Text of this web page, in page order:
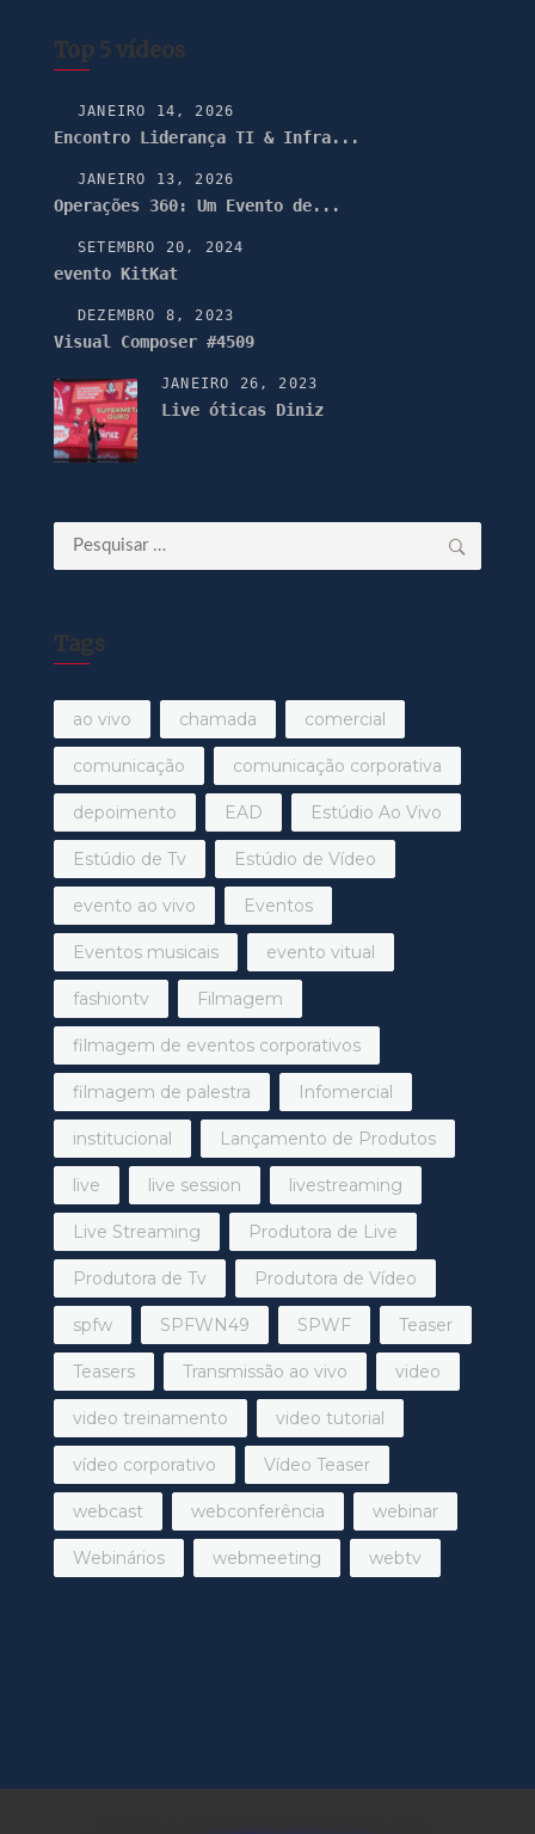
Top 5 vídeos
JANEIRO 14, 2026
Encontro Liderança TI & Infra...
JANEIRO 13, 2026
Operações 360: Um Evento de...
SETEMBRO 20, 2024
evento KitKat
DEZEMBRO 8, 2023
Visual Composer #4509
JANEIRO 26, 2023
Live óticas Diniz
Pesquisar
por:
Tags
ao vivo chamada comercial
comunicação comunicação corporativa
depoimento EAD Estúdio Ao Vivo
Estúdio de Tv Estúdio de Vídeo
evento ao vivo Eventos
Eventos musicais evento vitual
fashiontv Filmagem
filmagem de eventos corporativos
filmagem de palestra Infomercial
institucional Lançamento de Produtos
live live session livestreaming
Live Streaming Produtora de Live
Produtora de Tv Produtora de Vídeo
spfw SPFWN49 SPWF Teaser
Teasers Transmissão ao vivo video
video treinamento video tutorial
vídeo corporativo Vídeo Teaser
webcast webconferência webinar
Webinários webmeeting webtv